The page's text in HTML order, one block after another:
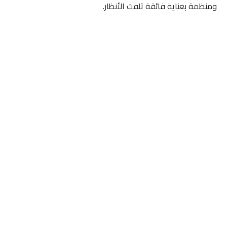
ومنظمة بعناية فائقة تلفت الأنظار.